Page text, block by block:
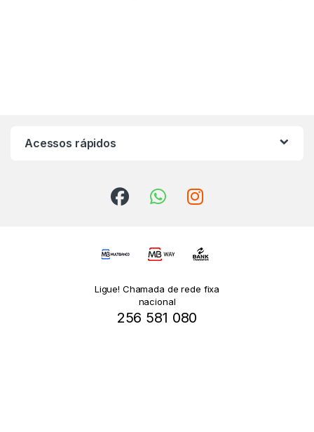
Acessos rápidos
Ligue! Chamada de rede fixa
nacional
256 581 080